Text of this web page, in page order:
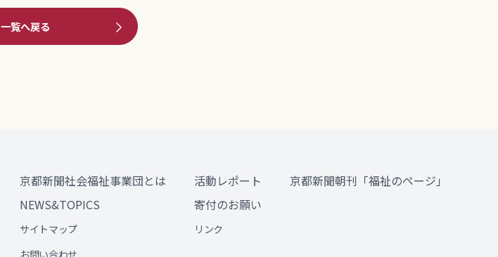
一覧へ戻る
京都新聞社会福祉事業団とは 活動レポート
京都新聞朝刊「福祉のページ」
NEWS&TOPICS
寄付のお願い
サイトマップ
リンク
お問い合わせ